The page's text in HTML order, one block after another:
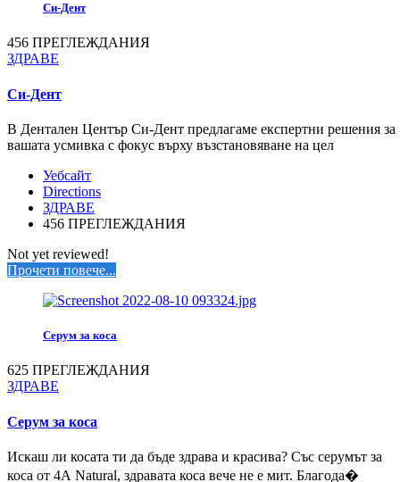
Си-Дент
456 ПРЕГЛЕЖДАНИЯ
ЗДРАВЕ
Си-Дент
В Дентален Център Си-Дент предлагаме експертни решения за
вашата усмивка с фокус върху възстановяване на цел
Уебсайт
Directions
ЗДРАВЕ
456 ПРЕГЛЕЖДАНИЯ
Not yet reviewed!
Прочети повече...
Серум за коса
625 ПРЕГЛЕЖДАНИЯ
ЗДРАВЕ
Серум за коса
Искаш ли косата ти да бъде здрава и красива? Със серумът за
коса от 4А Natural, здравата коса вече не е мит. Благода�